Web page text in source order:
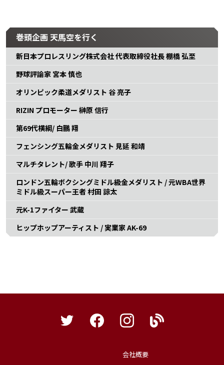
巻頭企画 天馬空を行く
新日本プロレスリング株式会社 代表取締役社長 棚橋 弘至
野球評論家 宮本 慎也
オリンピック柔道メダリスト 谷 亮子
RIZIN プロモーター 榊原 信行
第69代横綱/ 白鵬 翔
フェンシング五輪金メダリスト 見延 和靖
マルチタレント/ 歌手 中川 翔子
ロンドン五輪ボクシングミドル級金メダリスト / 元WBA世界
ミドル級スーパー王者 村田 諒太
元K-1ファイター 武蔵
ヒップホップアーティスト / 実業家 AK-69
会社概要